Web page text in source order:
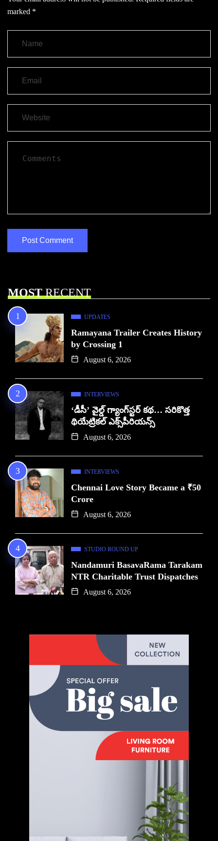
marked *
MOSTRECENT
UPDATES
Ramayana Trailer Creates History
by Crossing 1
August 6, 2026
INTERVIEWS
‘డీసీ’ వైల్డ్ గ్యాంగ్‌స్టర్ కథ… సరికొత్త
థియేట్రికల్ ఎక్స్‌పీరియన్స్
August 6, 2026
INTERVIEWS
Chennai Love Story Became a ₹50
Crore
August 6, 2026
STUDIO ROUND UP
Nandamuri BasavaRama Tarakam
NTR Charitable Trust Dispatches
August 6, 2026